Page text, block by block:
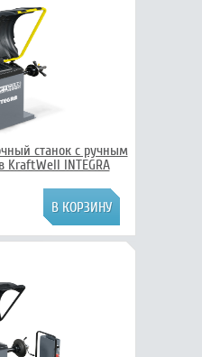
станок с ручным
KraftWell INTEGRA